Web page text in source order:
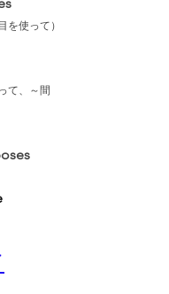
を使って）
て、～間